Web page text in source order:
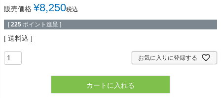
販売価格 ¥8,250税込
[ 225 ポイント進呈 ]
送料込
お気に入りに登録する
カートに入れる